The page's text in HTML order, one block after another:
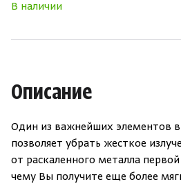
В наличии
Описание
Один из важнейших элементов
позволяет убрать жесткое
от раскаленного металла
чему Вы получите еще более